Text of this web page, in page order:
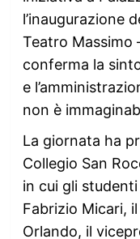
l’inaugurazione
Teatro Massimo
conferma la
e
non è
La giornata ha
Collegio San
in cui gli
Fabrizio Micari,
Orlando, il